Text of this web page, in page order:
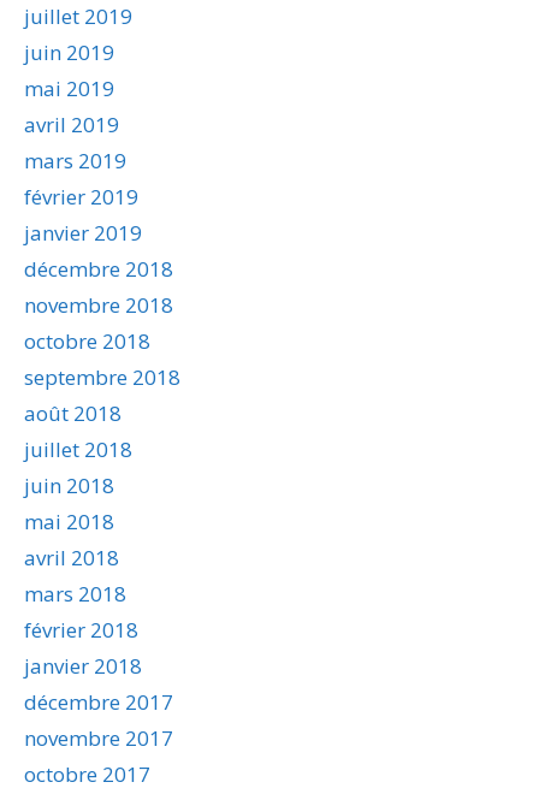
juillet 2019
juin 2019
mai 2019
avril 2019
mars 2019
février 2019
janvier 2019
décembre 2018
novembre 2018
octobre 2018
septembre 2018
août 2018
juillet 2018
juin 2018
mai 2018
avril 2018
mars 2018
février 2018
janvier 2018
décembre 2017
novembre 2017
octobre 2017